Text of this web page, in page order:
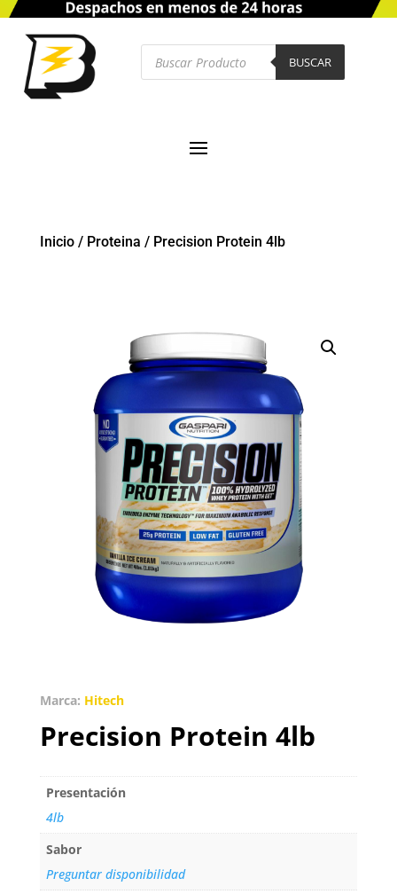
Búsqueda
productos
BUSCAR
Inicio/ Proteina / Precision Protein 4lb
Marca: Hitech
Precision Protein 4lb
Presentación
4lb
Sabor
Preguntar disponibilidad